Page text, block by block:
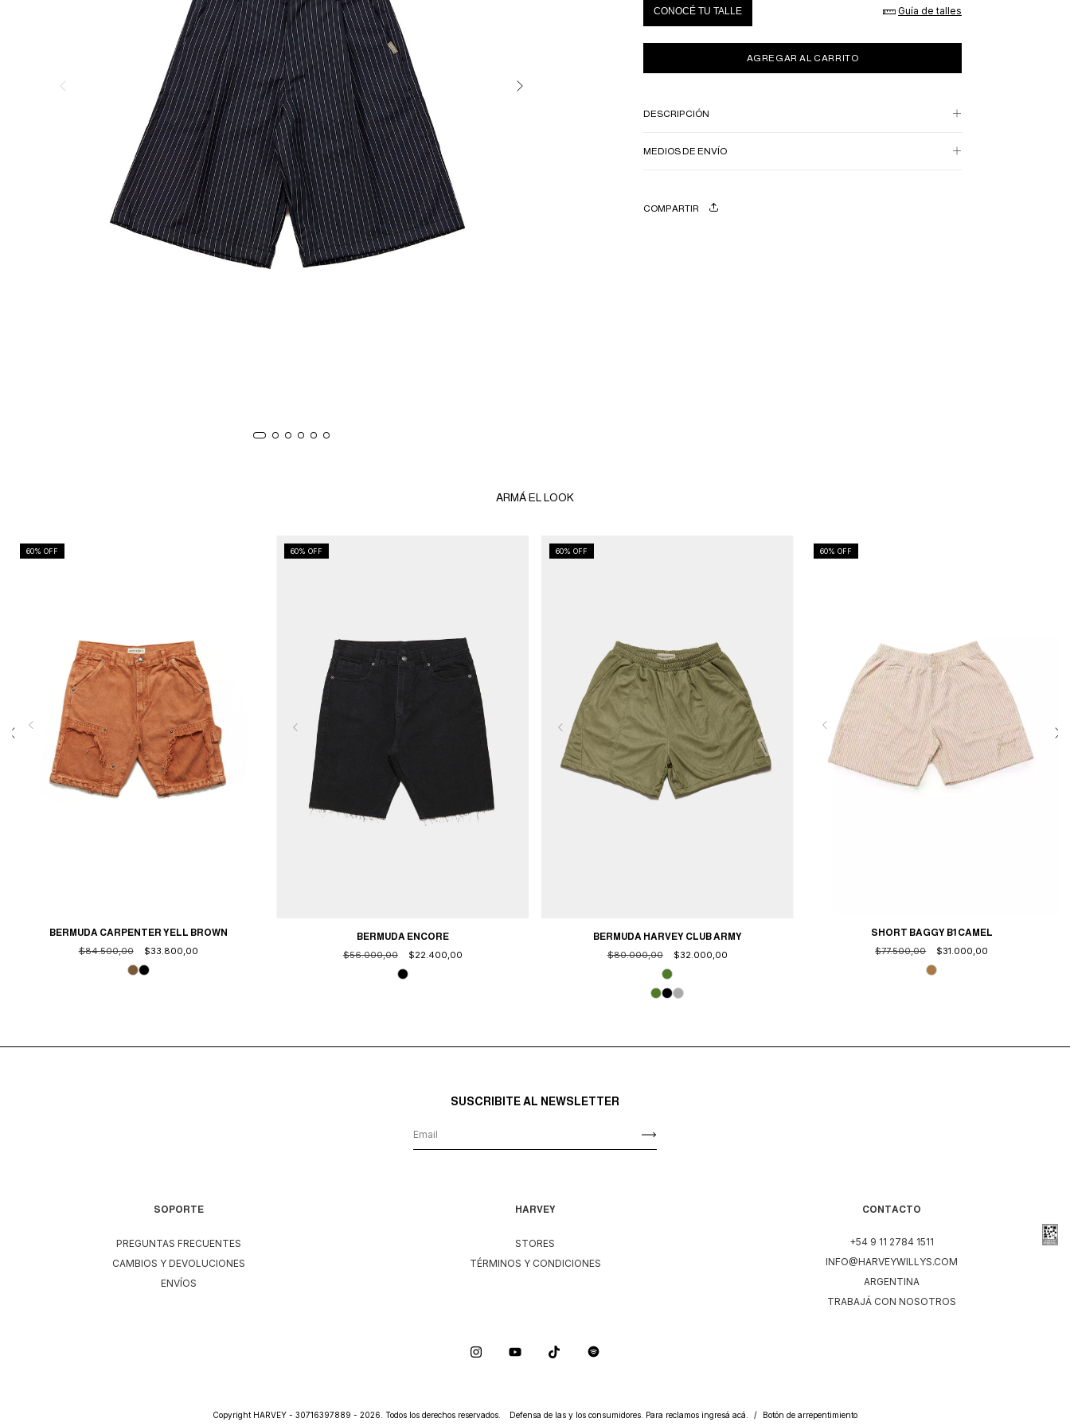
CONOCÉ TU TALLE Guía de talles
DESCRIPCIÓN
MEDIOS DE ENVÍO
COMPARTIR
ARMÁ EL LOOK
60% OFF
BERMUDA CARPENTER YELL BROWN
$84.500,00
$33.800,00
60% OFF
BERMUDA ENCORE
$56.000,00
$22.400,00
60% OFF
BERMUDA HARVEY CLUB ARMY
$80.000,00
$32.000,00
60% OFF
SHORT BAGGY B1 CAMEL
$77.500,00
$31.000,00
SUSCRIBITE AL NEWSLETTER
SOPORTE
PREGUNTAS FRECUENTES
CAMBIOS Y DEVOLUCIONES
ENVÍOS
HARVEY
STORES
TÉRMINOS Y CONDICIONES
CONTACTO
+54 9 11 2784 1511
INFO@HARVEYWILLYS.COM
ARGENTINA
TRABAJÁ CON NOSOTROS
Copyright HARVEY - 30716397889 - 2026. Todos los derechos reservados. Defensa de las y los consumidores. Para reclamos ingresá acá. / Botón de arrepentimiento